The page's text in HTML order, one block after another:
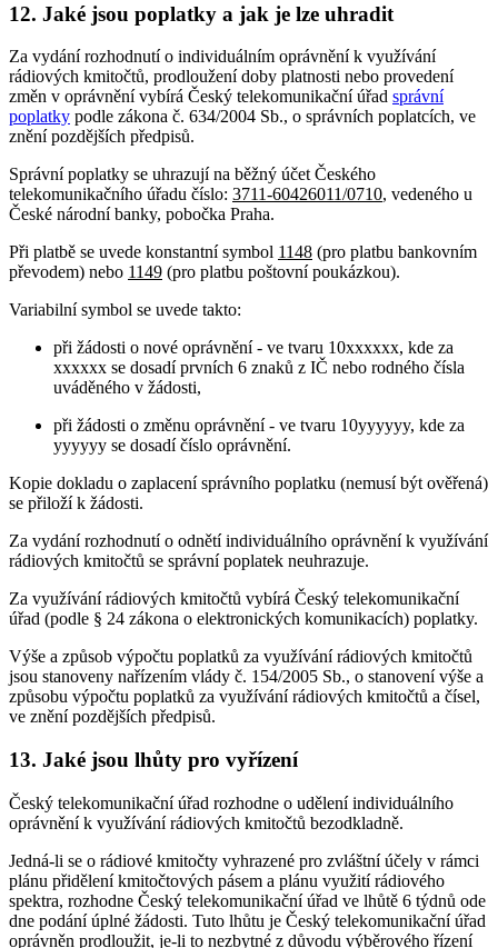
12. Jaké jsou poplatky a jak je lze uhradit
Za vydání rozhodnutí o individuálním oprávnění k využívání
rádiových kmitočtů, prodloužení doby platnosti nebo provedení
změn v oprávnění vybírá Český telekomunikační úřad správní
poplatky podle zákona č. 634/2004 Sb., o správních poplatcích, ve
znění pozdějších předpisů.
Správní poplatky se uhrazují na běžný účet Českého
telekomunikačního úřadu číslo: 3711-60426011/0710, vedeného u
České národní banky, pobočka Praha.
Při platbě se uvede konstantní symbol 1148 (pro platbu bankovním
převodem) nebo 1149 (pro platbu poštovní poukázkou).
Variabilní symbol se uvede takto:
při žádosti o nové oprávnění - ve tvaru 10xxxxxx, kde za
xxxxxx se dosadí prvních 6 znaků z IČ nebo rodného čísla
uváděného v žádosti,
při žádosti o změnu oprávnění - ve tvaru 10yyyyyy, kde za
yyyyyy se dosadí číslo oprávnění.
Kopie dokladu o zaplacení správního poplatku (nemusí být ověřená)
se přiloží k žádosti.
Za vydání rozhodnutí o odnětí individuálního oprávnění k využívání
rádiových kmitočtů se správní poplatek neuhrazuje.
Za využívání rádiových kmitočtů vybírá Český telekomunikační
úřad (podle § 24 zákona o elektronických komunikacích) poplatky.
Výše a způsob výpočtu poplatků za využívání rádiových kmitočtů
jsou stanoveny nařízením vlády č. 154/2005 Sb., o stanovení výše a
způsobu výpočtu poplatků za využívání rádiových kmitočtů a čísel,
ve znění pozdějších předpisů.
13. Jaké jsou lhůty pro vyřízení
Český telekomunikační úřad rozhodne o udělení individuálního
oprávnění k využívání rádiových kmitočtů bezodkladně.
Jedná-li se o rádiové kmitočty vyhrazené pro zvláštní účely v rámci
plánu přidělení kmitočtových pásem a plánu využití rádiového
spektra, rozhodne Český telekomunikační úřad ve lhůtě 6 týdnů ode
dne podání úplné žádosti. Tuto lhůtu je Český telekomunikační úřad
oprávněn prodloužit, je-li to nezbytné z důvodu výběrového řízení